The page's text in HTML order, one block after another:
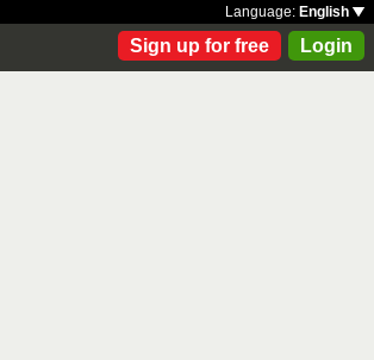
Language: English
Sign up for free Login